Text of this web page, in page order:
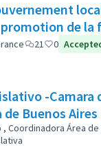
de la
21 0
-Camara
Buenos Aires
, Coordinadora Área